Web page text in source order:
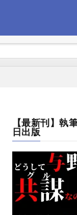
【最新刊】
日出版